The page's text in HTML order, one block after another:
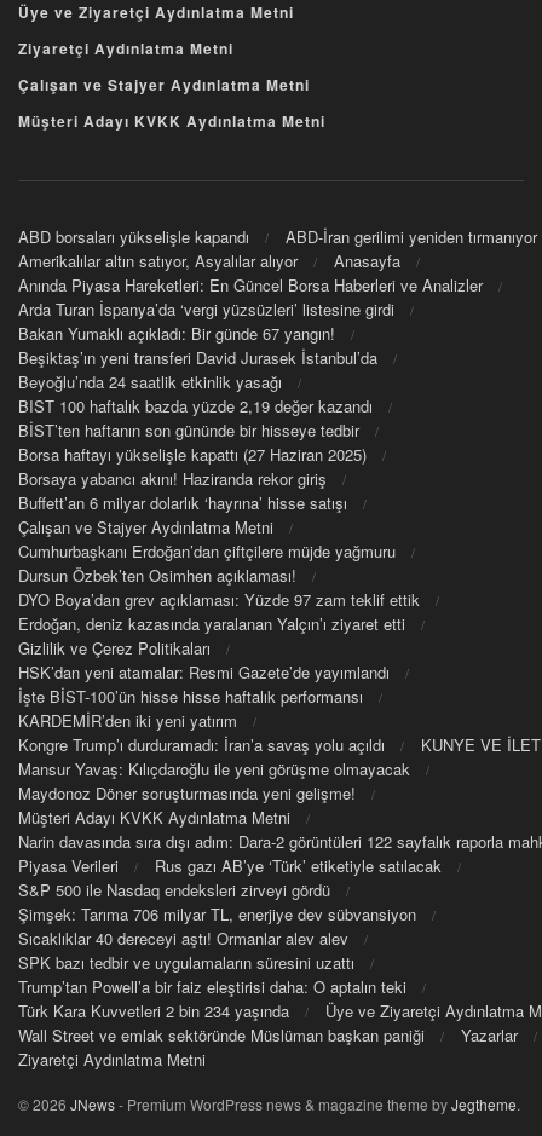
Üye ve Ziyaretçi Aydınlatma Metni
Ziyaretçi Aydınlatma Metni
Çalışan ve Stajyer Aydınlatma Metni
Müşteri Adayı KVKK Aydınlatma Metni
ABD borsaları yükselişle kapandı
ABD-İran gerilimi yeniden tırmanıyor
Amerikalılar altın satıyor, Asyalılar alıyor
Anasayfa
Anında Piyasa Hareketleri: En Güncel Borsa Haberleri ve Analizler
Arda Turan İspanya’da ‘vergi yüzsüzleri’ listesine girdi
Bakan Yumaklı açıkladı: Bir günde 67 yangın!
Beşiktaş’ın yeni transferi David Jurasek İstanbul’da
Beyoğlu’nda 24 saatlik etkinlik yasağı
BIST 100 haftalık bazda yüzde 2,19 değer kazandı
BİST’ten haftanın son gününde bir hisseye tedbir
Borsa haftayı yükselişle kapattı (27 Haziran 2025)
Borsaya yabancı akını! Haziranda rekor giriş
Buffett’an 6 milyar dolarlık ‘hayrına’ hisse satışı
Çalışan ve Stajyer Aydınlatma Metni
Cumhurbaşkanı Erdoğan’dan çiftçilere müjde yağmuru
Dursun Özbek’ten Osimhen açıklaması!
DYO Boya’dan grev açıklaması: Yüzde 97 zam teklif ettik
Erdoğan, deniz kazasında yaralanan Yalçın’ı ziyaret etti
Gizlilik ve Çerez Politikaları
HSK’dan yeni atamalar: Resmi Gazete’de yayımlandı
İşte BİST-100’ün hisse hisse haftalık performansı
KARDEMİR’den iki yeni yatırım
Kongre Trump’ı durduramadı: İran’a savaş yolu açıldı
KUNYE VE
Mansur Yavaş: Kılıçdaroğlu ile yeni görüşme olmayacak
Maydonoz Döner soruşturmasında yeni gelişme!
Müşteri Adayı KVKK Aydınlatma Metni
Narin davasında sıra dışı adım: Dara-2 görüntüleri 122 sayfalık raporla
Piyasa Verileri
Rus gazı AB’ye ‘Türk’ etiketiyle satılacak
S&P 500 ile Nasdaq endeksleri zirveyi gördü
Şimşek: Tarıma 706 milyar TL, enerjiye dev sübvansiyon
Sıcaklıklar 40 dereceyi aştı! Ormanlar alev alev
SPK bazı tedbir ve uygulamaların süresini uzattı
Trump’tan Powell’a bir faiz eleştirisi daha: O aptalın teki
Türk Kara Kuvvetleri 2 bin 234 yaşında
Üye ve Ziyaretçi Aydınlatma
Wall Street ve emlak sektöründe Müslüman başkan paniği
Yazarlar
Ziyaretçi Aydınlatma Metni
© 2026 JNews- Premium WordPress news & magazine theme byJegtheme.